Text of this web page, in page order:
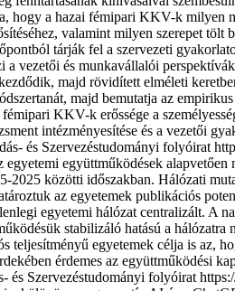
a hazai fémipari KKV-k milyen
valamint milyen szerepet tölt
tárják fel a szervezeti
és munkavállalói
majd rövidített elméleti
majd bemutatja az
KKV-k erőssége a
intézményesítése és a vezetői
és Szervezéstudományi folyóirat
együttműködések
közötti időszakban. Hálózati
az egyetemek publikációs
egyetemi hálózat centralizált. A
stabilizáló hatású a
egyetemek célja is az,
érdemes az együttműködési
és Szervezéstudományi folyóirat